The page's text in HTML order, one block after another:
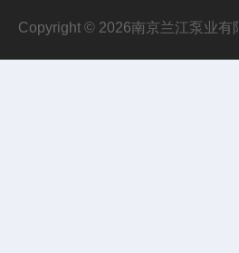
Copyright © 2026南京兰江泵业